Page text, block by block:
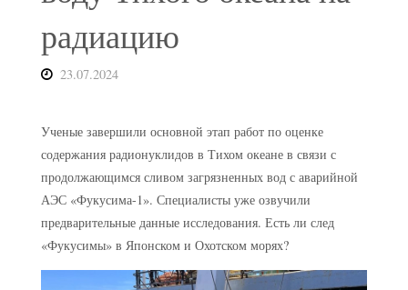
радиацию
23.07.2024
Ученые завершили основной этап работ по оценке
содержания радионуклидов в Тихом океане в связи с
продолжающимся сливом загрязненных вод с аварийной
АЭС «Фукусима-1». Специалисты уже озвучили
предварительные данные исследования. Есть ли след
«Фукусимы» в Японском и Охотском морях?